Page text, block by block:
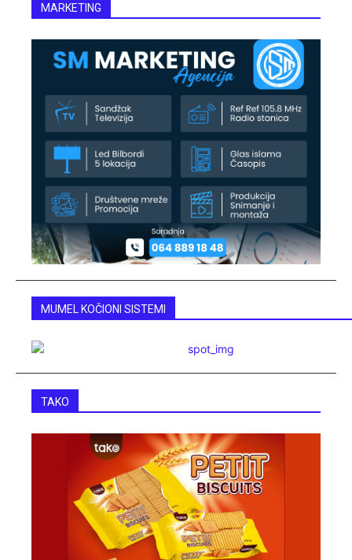
MARKETING
MUMEL KOČIONI SISTEMI
TAKO